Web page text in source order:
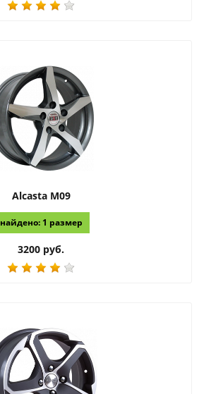
Alcasta M09
найдено: 1 размер
3200 руб.